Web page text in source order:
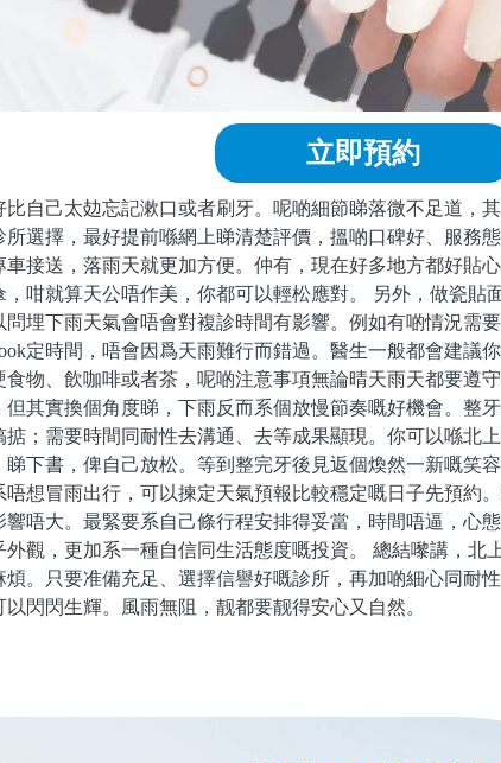
立即預約
比自己太攰忘記漱口或者刷牙。呢啲細節睇落微不足道，
所選擇，最好提前喺網上睇清楚評價，搵啲口碑好、服務
車接送，落雨天就更加方便。仲有，現在好多地方都好貼
，咁就算天公唔作美，你都可以輕松應對。 另外，做瓷貼
問埋下雨天氣會唔會對複診時間有影響。例如有啲情況需
定時間，唔會因爲天雨難行而錯過。醫生一般都會建議
食物、飲咖啡或者茶，呢啲注意事項無論晴天雨天都要遵
但其實換個角度睇，下雨反而系個放慢節奏嘅好機會。整
掂；需要時間同耐性去溝通、去等成果顯現。你可以喺北
睇下書，俾自己放松。等到整完牙後見返個煥然一新嘅笑
唔想冒雨出行，可以揀定天氣預報比較穩定嘅日子先預約
響唔大。最緊要系自己條行程安排得妥當，時間唔逼，心
外觀，更加系一種自信同生活態度嘅投資。 總結嚟講，北
煩。只要准備充足、選擇信譽好嘅診所，再加啲細心同耐
以閃閃生輝。風雨無阻，靓都要靓得安心又自然。